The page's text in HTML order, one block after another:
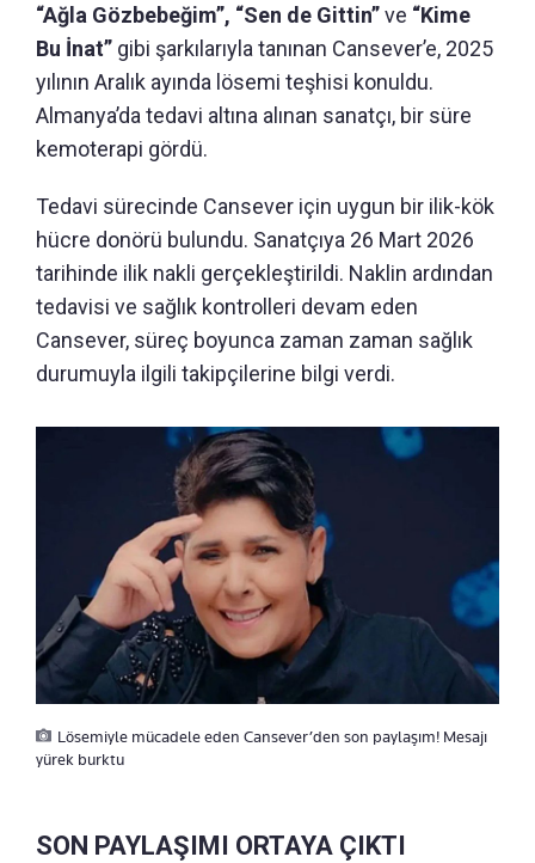
“Ağla Gözbebeğim”, “Sen de Gittin”ve “Kime
Bu İnat” gibi şarkılarıyla tanınan Cansever’e, 2025
yılının Aralık ayında lösemi teşhisi konuldu.
Almanya’da tedavi altına alınan sanatçı, bir süre
kemoterapi gördü.
Tedavi sürecinde Cansever için uygun bir ilik-kök
hücre donörü bulundu. Sanatçıya 26 Mart 2026
tarihinde ilik nakli gerçekleştirildi. Naklin ardından
tedavisi ve sağlık kontrolleri devam eden
Cansever, süreç boyunca zaman zaman sağlık
durumuyla ilgili takipçilerine bilgi verdi.
Lösemiyle mücadele eden Cansever’den son paylaşım! Mesajı
yürek burktu
SON PAYLAŞIMI ORTAYA ÇIKTI